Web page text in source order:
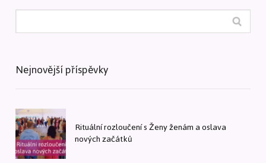
Nejnovější příspěvky
Rituální rozloučení s Ženy ženám a oslava
nových začátků